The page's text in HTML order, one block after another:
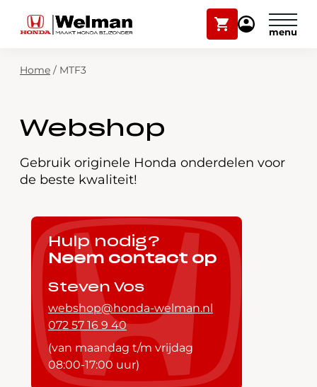
Winkelwagen
Mijn
Modellen
Over ons
Webshop
Contact
Zoekfunctie
Plan onderhoud
Mijn Honda Welman
Home / MTF3
Webshop
Gebruik originele Honda onderdelen voor
de beste kwaliteit!
Hulp nodig?
Neem contact op
Steven Vos
webshop@honda-welman.nl
072 57 16 9 40
(van maandag t/m vrijdag
08:00-17:00 uur)